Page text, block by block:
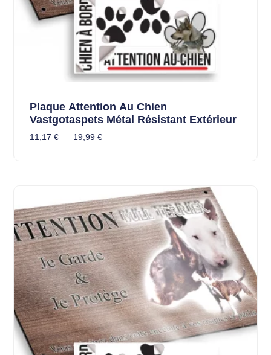
Plaque Attention Au Chien
Vastgotaspets Métal Résistant Extérieur
11,17 € – 19,99 €